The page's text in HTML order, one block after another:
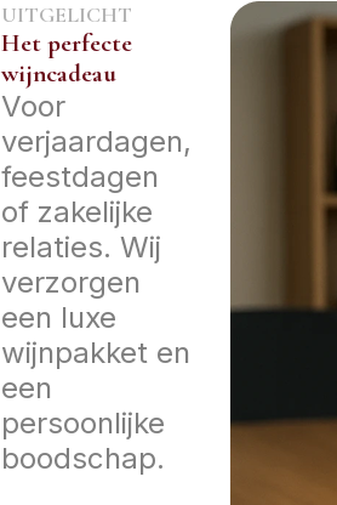
UITGELICHT
Het perfecte
wijncadeau
Voor
verjaardagen,
feestdagen
of zakelijke
relaties. Wij
verzorgen
een luxe
wijnpakket en
een
persoonlijke
boodschap.